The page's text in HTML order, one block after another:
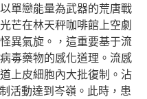
單戀能量為武器的荒唐戰
芒在林天秤咖啡館上空劇
異氣旋。，這重要基于流
毒藥物的感化道理。流感
上皮細胞內大批復制。沾
活動達到岑嶺。此時，患